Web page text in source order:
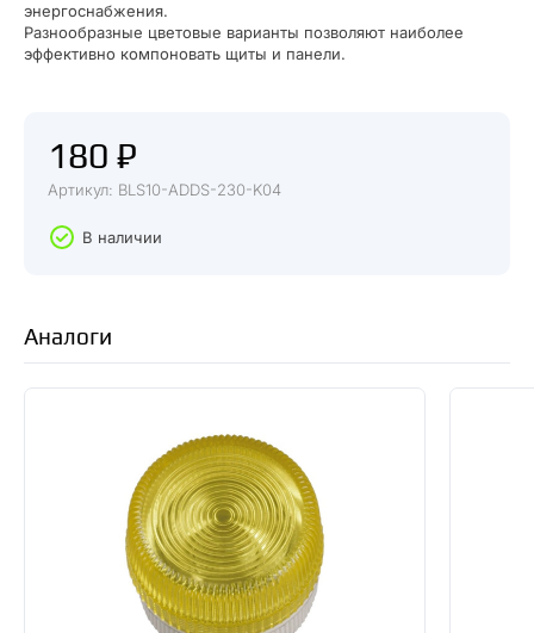
энергоснабжения.
Разнообразные цветовые варианты позволяют наиболее
эффективно компоновать щиты и панели.
180 ₽
Артикул: BLS10-ADDS-230-K04
В наличии
Аналоги